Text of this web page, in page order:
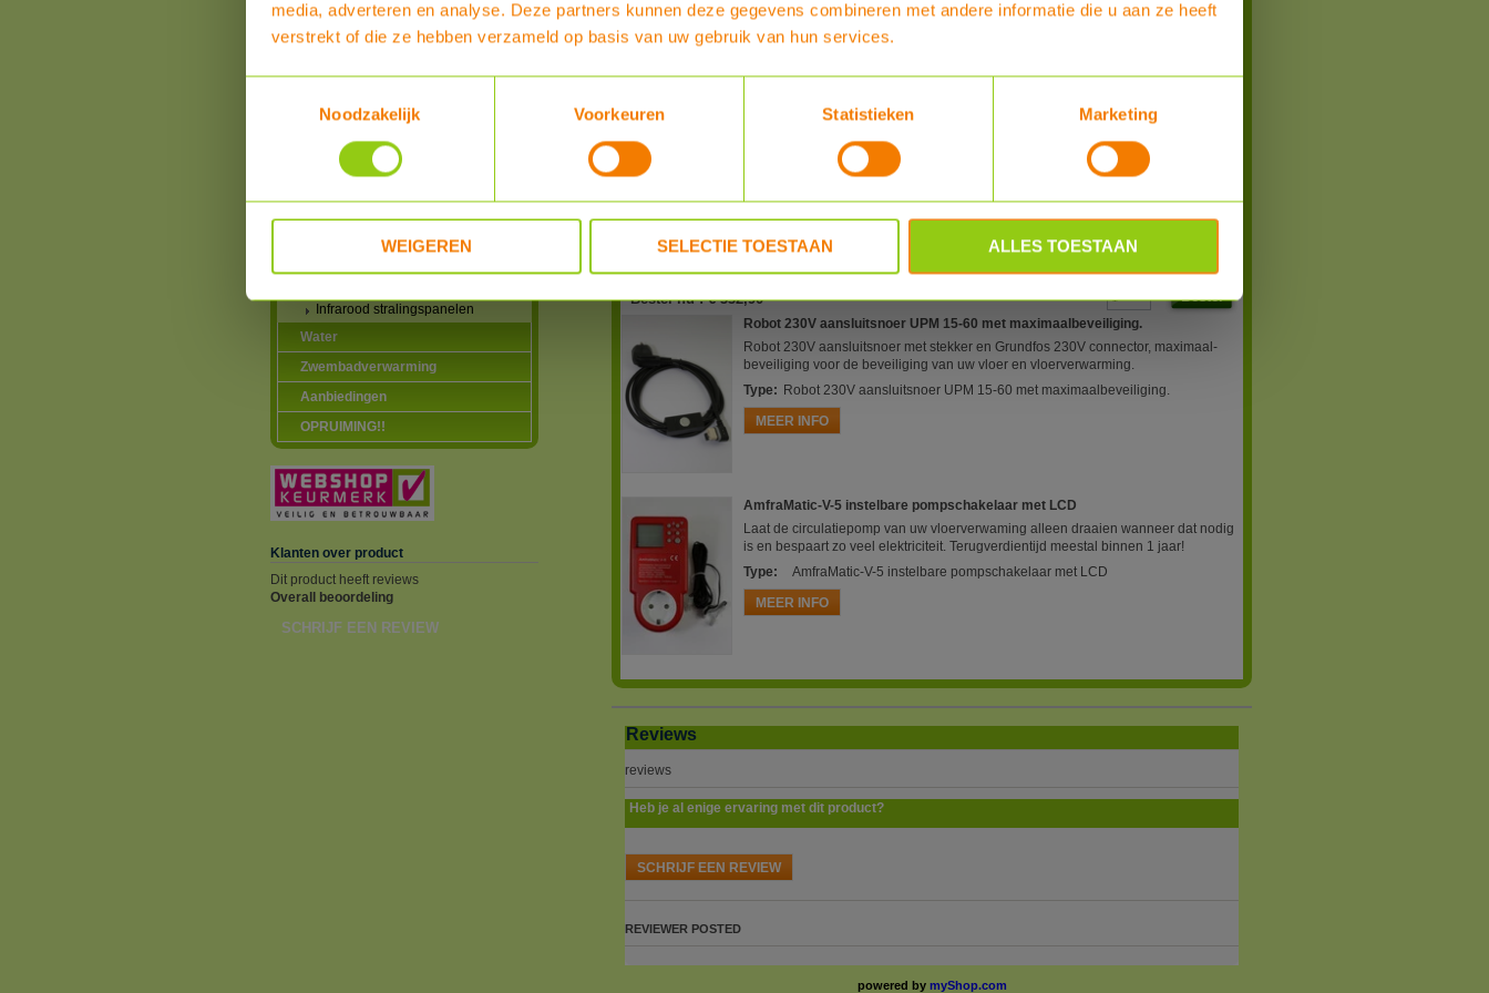
media, adverteren en analyse. Deze partners kunnen deze gegevens combineren met andere informatie die u aan ze heeft
verstrekt of die ze hebben verzameld op basis van uw gebruik van hun services.
Noodzakelijk
Voorkeuren Statistieken Marketing
WEIGEREN SELECTIE TOESTAAN ALLES TOESTAAN
Honeywell Evohome
Zoneregeling
Leidingisolatie
Radiatoren eenvoudig
ontluchten
Energiezuinige pompen
voor cv ketels en
Vorst/corrosie bescherming,
schoonmaken & onderhoud
Infrarood stralingspanelen
Water
Zwembadverwarming
Aanbiedingen
OPRUIMING!!
Klanten over product
Dit product heeft reviews
Overall beoordeling
SCHRIJF EEN REVIEW
83101091
Bestel nu :€ 332,90 Bestel
Robot 230V aansluitsnoer UPM 15-60 met maximaalbeveiliging.
Robot 230V aansluitsnoer met stekker en Grundfos 230V connector, maximaal-
beveiliging voor de beveiliging van uw vloer en vloerverwarming.
Type: Robot 230V aansluitsnoer UPM 15-60 met maximaalbeveiliging.
MEER INFO
AmfraMatic-V-5 instelbare pompschakelaar met LCD
Laat de circulatiepomp van uw vloerverwaming alleen draaien wanneer dat nodig
is en bespaart zo veel elektriciteit. Terugverdientijd meestal binnen 1 jaar!
Type:
AmfraMatic-V-5 instelbare pompschakelaar met LCD
MEER INFO
Reviews
reviews
Heb je al enige ervaring met dit product?
SCHRIJF EEN REVIEW
REVIEWER POSTED
powered by myShop.com